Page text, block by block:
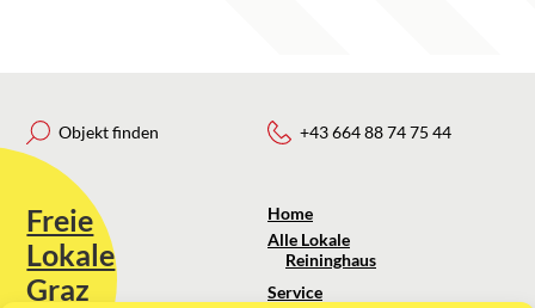
Objekt finden
Freie
Lokale
Graz
+43 664 88 74 75 44
Home
Alle Lokale
Reininghaus
Service